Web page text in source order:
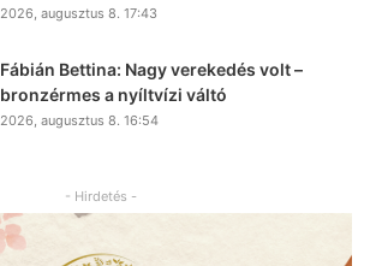
2026, augusztus 8. 17:43
Fábián Bettina: Nagy verekedés volt –
bronzérmes a nyíltvízi váltó
2026, augusztus 8. 16:54
- Hirdetés -